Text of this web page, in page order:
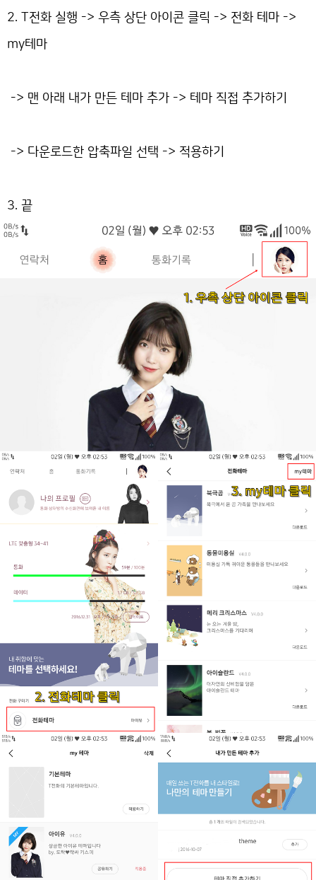
2. T전화 실행 -> 우측 상단 아이콘 클릭 -> 전화 테마 ->
my테마
-> 맨 아래 내가 만든 테마 추가 -> 테마 직접 추가하기
-> 다운로드한 압축파일 선택 -> 적용하기
3. 끝